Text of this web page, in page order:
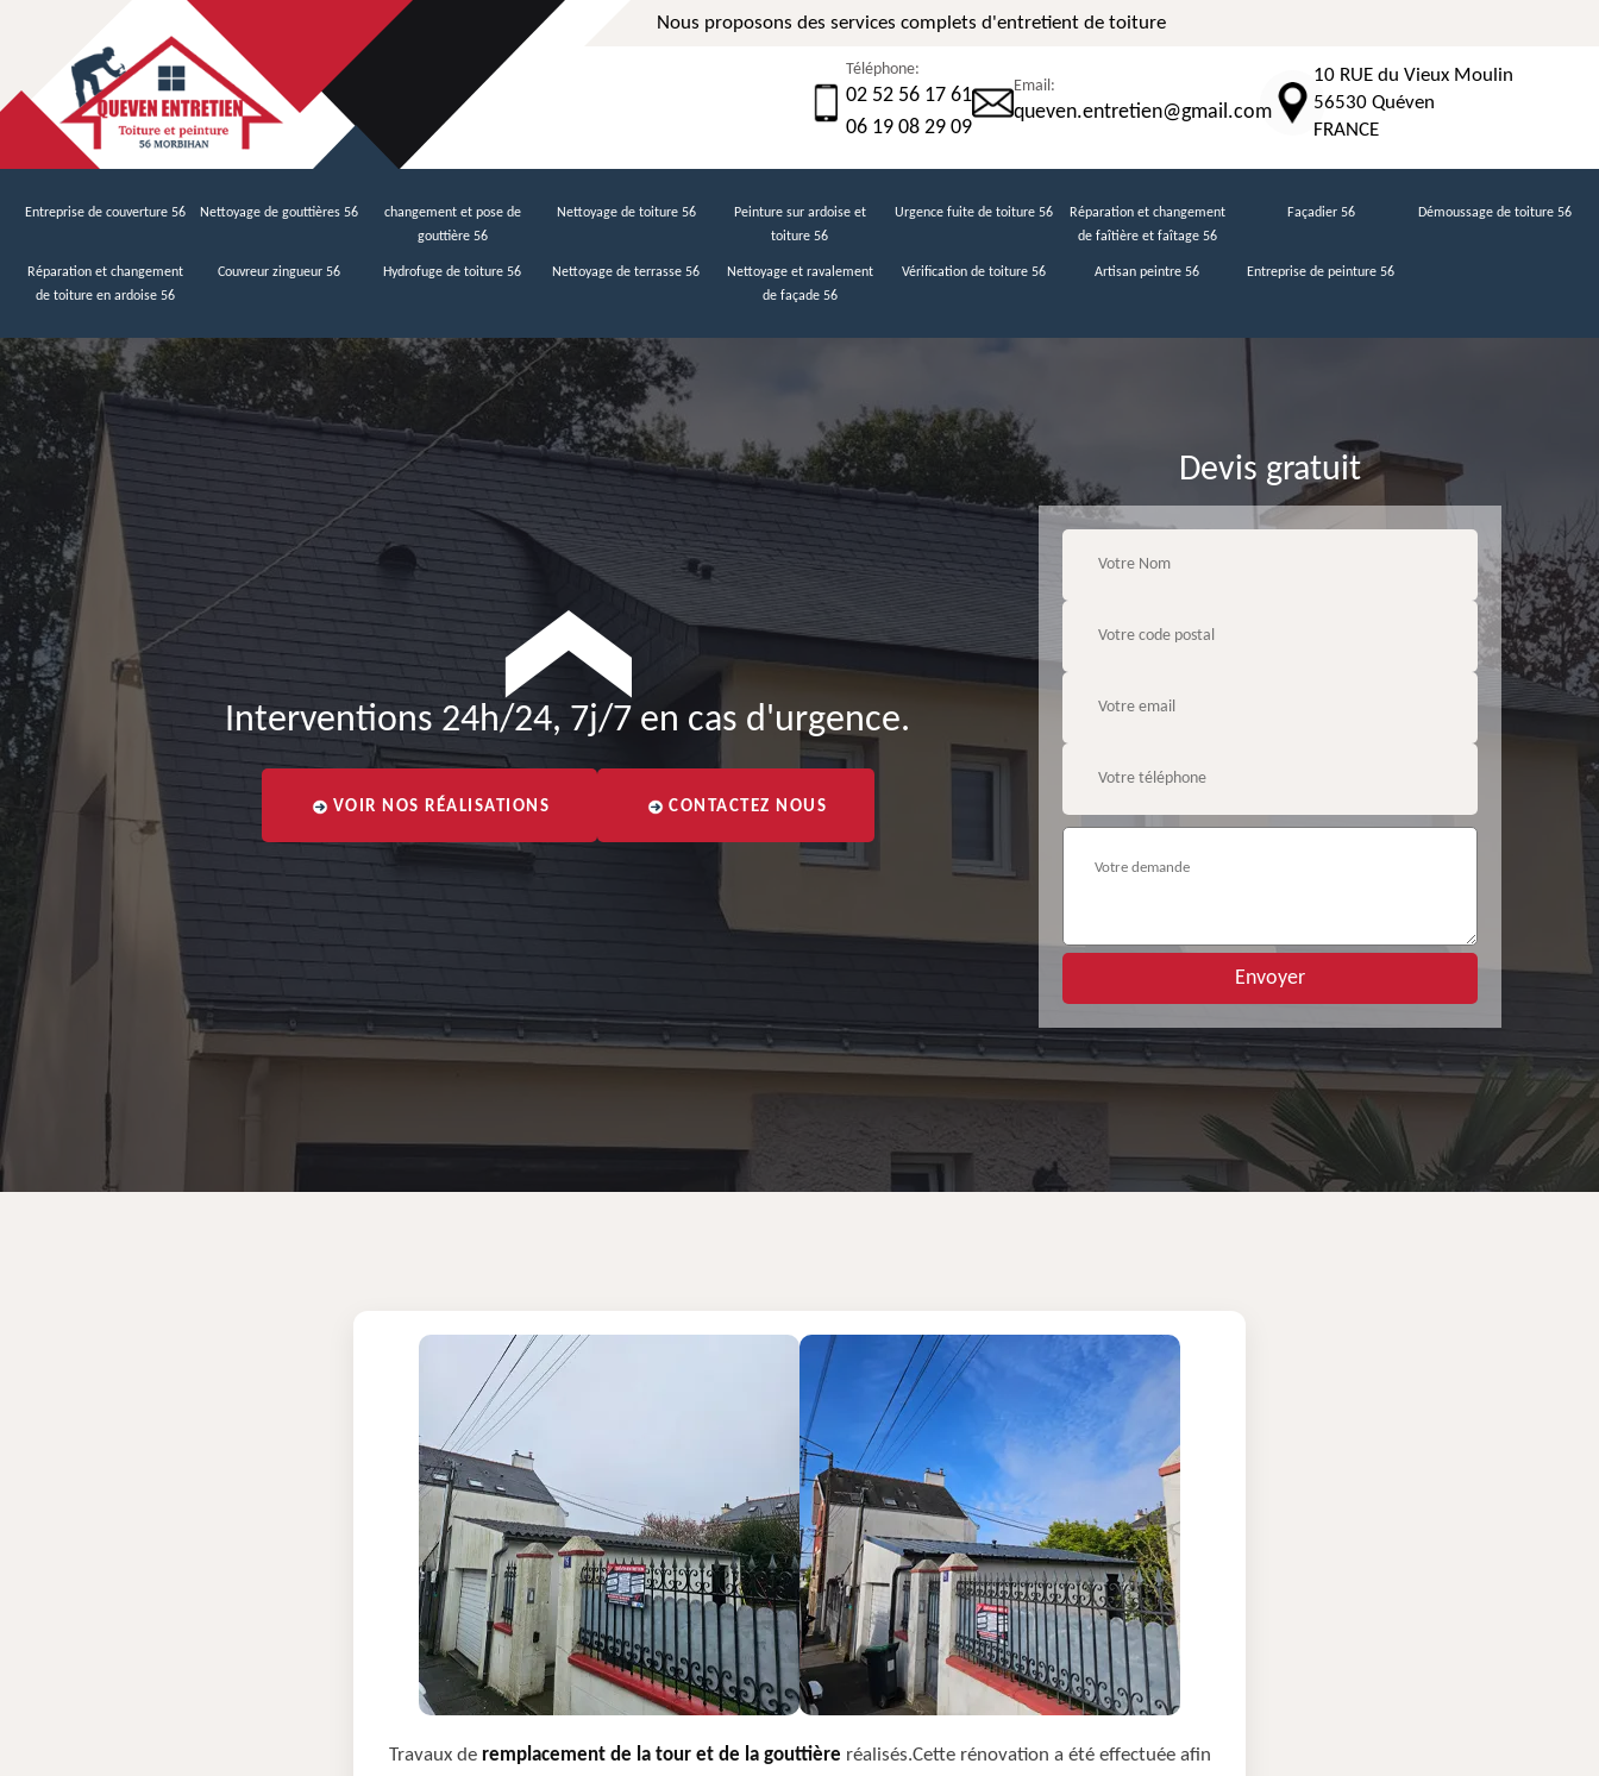
Nous proposons des services complets d'entretient de toiture
Téléphone:
02 52 56 17 61
06 19 08 29 09
Email:
queven.entretien@gmail.com
10 RUE du Vieux Moulin
56530 Quéven
FRANCE
Entreprise de couverture 56 Nettoyage de gouttières 56
changement et pose de
gouttière 56
Nettoyage de toiture 56
Peinture sur ardoise et
toiture 56
Urgence fuite de toiture 56
Réparation et changement
de faîtière et faîtage 56
Façadier 56 Démoussage de toiture 56
Réparation et changement
de toiture en ardoise 56
Couvreur zingueur 56 Hydrofuge de toiture 56 Nettoyage de terrasse 56
Nettoyage et ravalement
de façade 56
Vérification de toiture 56 Artisan peintre 56 Entreprise de peinture 56
Interventions 24h/24, 7j/7 en cas d'urgence.
VOIR NOS RÉALISATIONS CONTACTEZ NOUS
Devis gratuit
Travaux de remplacement de la tour et de la gouttière réalisés.Cette rénovation a été effectuée afin